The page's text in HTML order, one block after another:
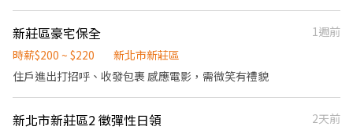
----- 午班兼職：15:00~19:00 --------------------------------------
--------------- 晚班兼職： 晚4：18:45~22:45 (如應徵晚4時段，可
-------------------------------------------------- 智取店時段： 早
班：07:00~12:00/07:30~12:30/08:00~13:00/08:30~13:30(彈性排
班) 晚班：17:30~21:30/18:00~22:00/18:30~22:30 雙頭班：0700-
新莊區豪宅保全
1週前
時薪$200 ~ $220
新北市新莊區
住戶進出打招呼、收發包裹 感應電影，需微笑有禮貌
新北市新莊區2 徵彈性日領
2天前